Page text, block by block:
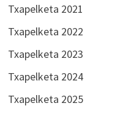
Txapelketa 2021
Txapelketa 2022
Txapelketa 2023
Txapelketa 2024
Txapelketa 2025